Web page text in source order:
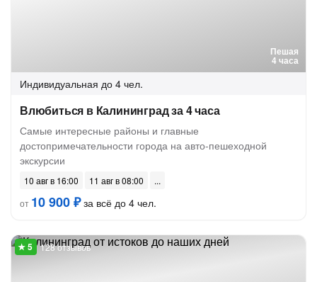
Пешая
4 часа
Индивидуальная до 4 чел.
Влюбиться в Калининград за 4 часа
Самые интересные районы и главные
достопримечательности города на авто-пешеходной
экскурсии
10 авг в 16:00
11 авг в 08:00
от 10 900 ₽за всё до 4 чел.
128 отзывов